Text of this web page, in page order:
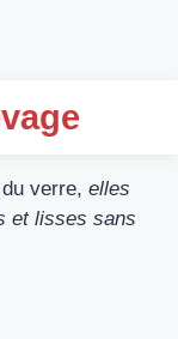
verre, elles
et lisses sans